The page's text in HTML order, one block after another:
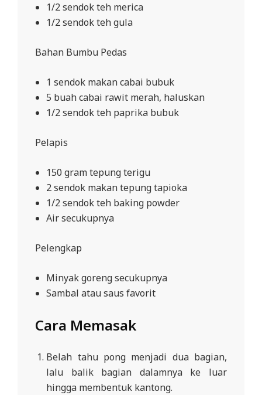
1/2 sendok teh merica
1/2 sendok teh gula
Bahan Bumbu Pedas
1 sendok makan cabai bubuk
5 buah cabai rawit merah, haluskan
1/2 sendok teh paprika bubuk
Pelapis
150 gram tepung terigu
2 sendok makan tepung tapioka
1/2 sendok teh baking powder
Air secukupnya
Pelengkap
Minyak goreng secukupnya
Sambal atau saus favorit
Cara Memasak
Belah tahu pong menjadi dua bagian,
lalu balik bagian dalamnya ke luar
hingga membentuk kantong.